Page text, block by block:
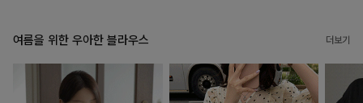
여름을 위한 우아한 블라우스 더보기